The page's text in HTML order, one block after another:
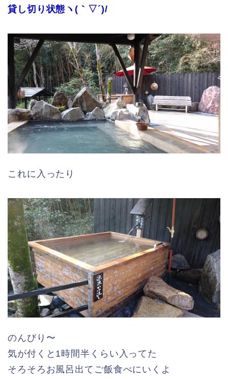
貸し切り状態ヽ(｀▽´)/
これに入ったり
のんびり〜
気が付くと1時間半くらい入ってた
そろそろお風呂出てご飯食べにいくよ